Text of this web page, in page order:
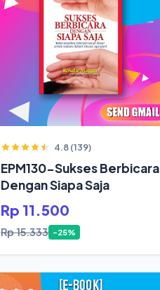
4.8 (139)
EPM130-Sukses Berbicara
Dengan Siapa Saja
Rp 11.500
Rp 15.333 -25%